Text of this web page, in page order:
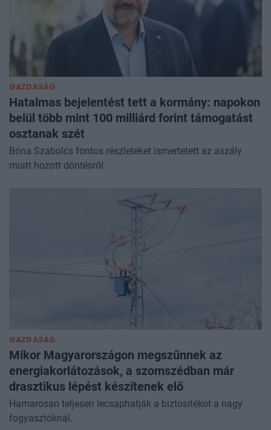
GAZDASÁG
Hatalmas bejelentést tett a kormány: napokon
belül több mint 100 milliárd forint támogatást
osztanak szét
Bóna Szabolcs fontos részleteket ismertetett az aszály
miatt hozott döntésről.
GAZDASÁG
Mikor Magyarországon megszűnnek az
energiakorlátozások, a szomszédban már
drasztikus lépést készítenek elő
Hamarosan teljesen lecsaphatják a biztosítékot a nagy
fogyasztóknál.